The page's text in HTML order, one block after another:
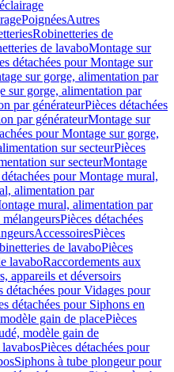
PoignéesAutres
Robinetteries de
de lavaboMontage sur
détachées pour Montage sur
sur gorge, alimentation par
sur gorge, alimentation par
par générateurPièces détachées
par générateurMontage sur
pour Montage sur gorge,
sur secteurPièces
sur secteurMontage
pour Montage mural,
alimentation par
mural, alimentation par
Pièces détachées
AccessoiresPièces
de lavaboPièces
lavaboRaccordements aux
appareils et déversoirs
détachées pour Vidages pour
détachées pour Siphons en
gain de placePièces
modèle gain de
Pièces détachées pour
Siphons à tube plongeur pour